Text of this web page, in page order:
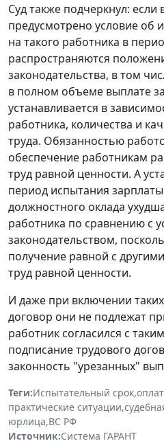
Суд также подчеркнул: если
предусмотрено условие об
на такого работника в
распространяются
законодательства, в том
в полном объеме выплате
устанавливается в
работника, количества и
труда. Обязанностью
обеспечение работникам
труд равной ценности. А
период испытания
должностного оклада
работника по сравнению с
законодательством,
получение равной с
труд равной ценности.
И даже при включении
договор они не подлежат
работник согласился с
подписание трудового
законность "урезанных"
Теги:Испытательный срок,
практические ситуации,
юрлица,ВС РФ
Источник:Система ГАРАНТ